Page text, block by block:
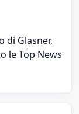
di Glasner,
le Top News